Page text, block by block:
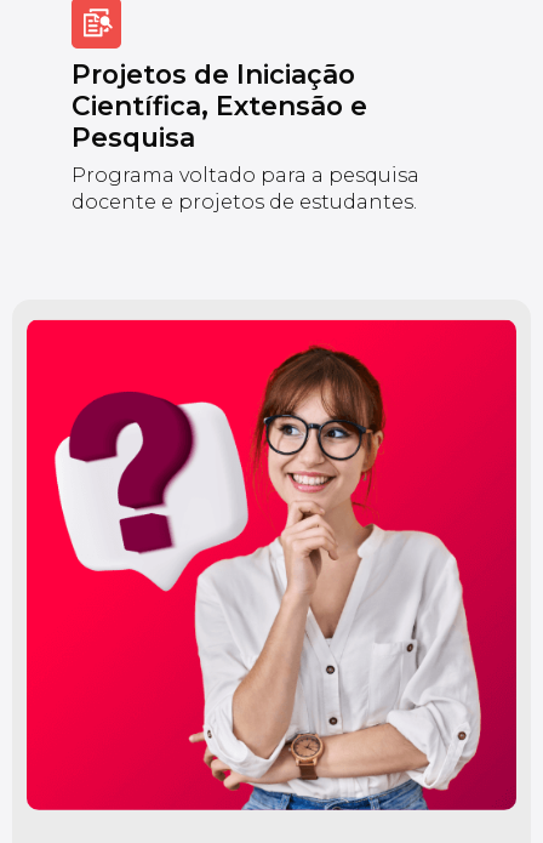
Projetos de Iniciação
Científica, Extensão e
Pesquisa
Programa voltado para a pesquisa
docente e projetos de estudantes.